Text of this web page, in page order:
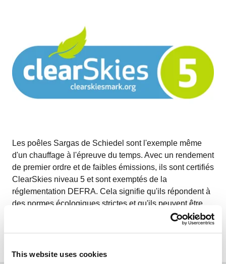
This website uses cookies
Les poêles Sargas de Schiedel sont l'exemple même
d'un chauffage à l'épreuve du temps. Avec un rendement
de premier ordre et de faibles émissions, ils sont certifiés
ClearSkies niveau 5 et sont exemptés de la
réglementation DEFRA. Cela signifie qu'ils répondent à
des normes écologiques strictes et qu'ils peuvent être
utilisés pendant de nombreuses années, garantissant
ainsi une solution de chauffage durable et respectueuse